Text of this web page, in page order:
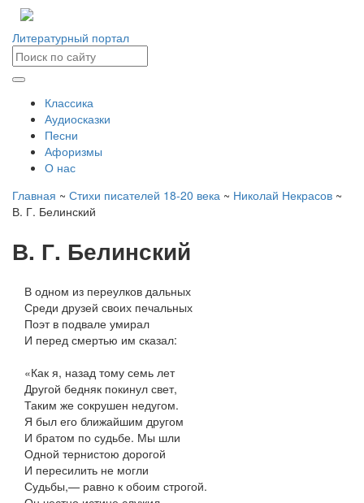
Литературный портал
Классика
Аудиосказки
Песни
Афоризмы
О нас
Главная ~ Стихи писателей 18-20 века ~ Николай Некрасов ~
В. Г. Белинский
В. Г. Белинский
В одном из переулков дальных
Среди друзей своих печальных
Поэт в подвале умирал
И перед смертью им сказал:
«Как я, назад тому семь лет
Другой бедняк покинул свет,
Таким же сокрушен недугом.
Я был его ближайшим другом
И братом по судьбе. Мы шли
Одной тернистою дорогой
И пересилить не могли
Судьбы,— равно к обоим строгой.